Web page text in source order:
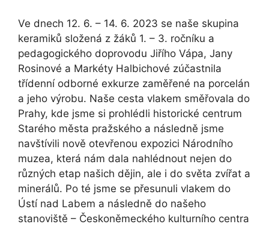
Ve dnech 12. 6. – 14. 6. 2023 se naše skupina
keramiků složená z žáků 1. – 3. ročníku a
pedagogického doprovodu Jiřího Vápa, Jany
Rosinové a Markéty Halbichové zúčastnila
třídenní odborné exkurze zaměřené na porcelán
a jeho výrobu. Naše cesta vlakem směřovala do
Prahy, kde jsme si prohlédli historické centrum
Starého města pražského a následně jsme
navštívili nově otevřenou expozici Národního
muzea, která nám dala nahlédnout nejen do
různých etap našich dějin, ale i do světa zvířat a
minerálů. Po té jsme se přesunuli vlakem do
Ústí nad Labem a následně do našeho
stanoviště – Českoněmeckého kulturního centra